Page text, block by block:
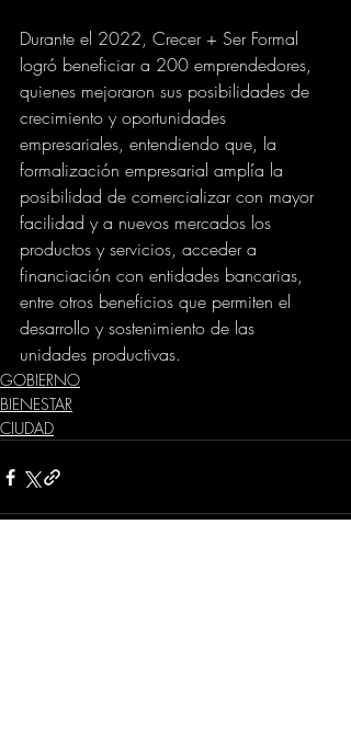
Durante el 2022, Crecer + Ser Formal
logró beneficiar a 200 emprendedores,
quienes mejoraron sus posibilidades de
crecimiento y oportunidades
empresariales, entendiendo que, la
formalización empresarial amplía la
posibilidad de comercializar con mayor
facilidad y a nuevos mercados los
productos y servicios, acceder a
financiación con entidades bancarias,
entre otros beneficios que permiten el
desarrollo y sostenimiento de las
unidades productivas.
GOBIERNO
BIENESTAR
CIUDAD